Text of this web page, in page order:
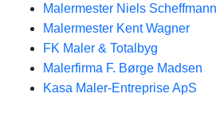
Malermester Niels Scheffmann
Malermester Kent Wagner
FK Maler & Totalbyg
Malerfirma F. Børge Madsen
Kasa Maler-Entreprise ApS